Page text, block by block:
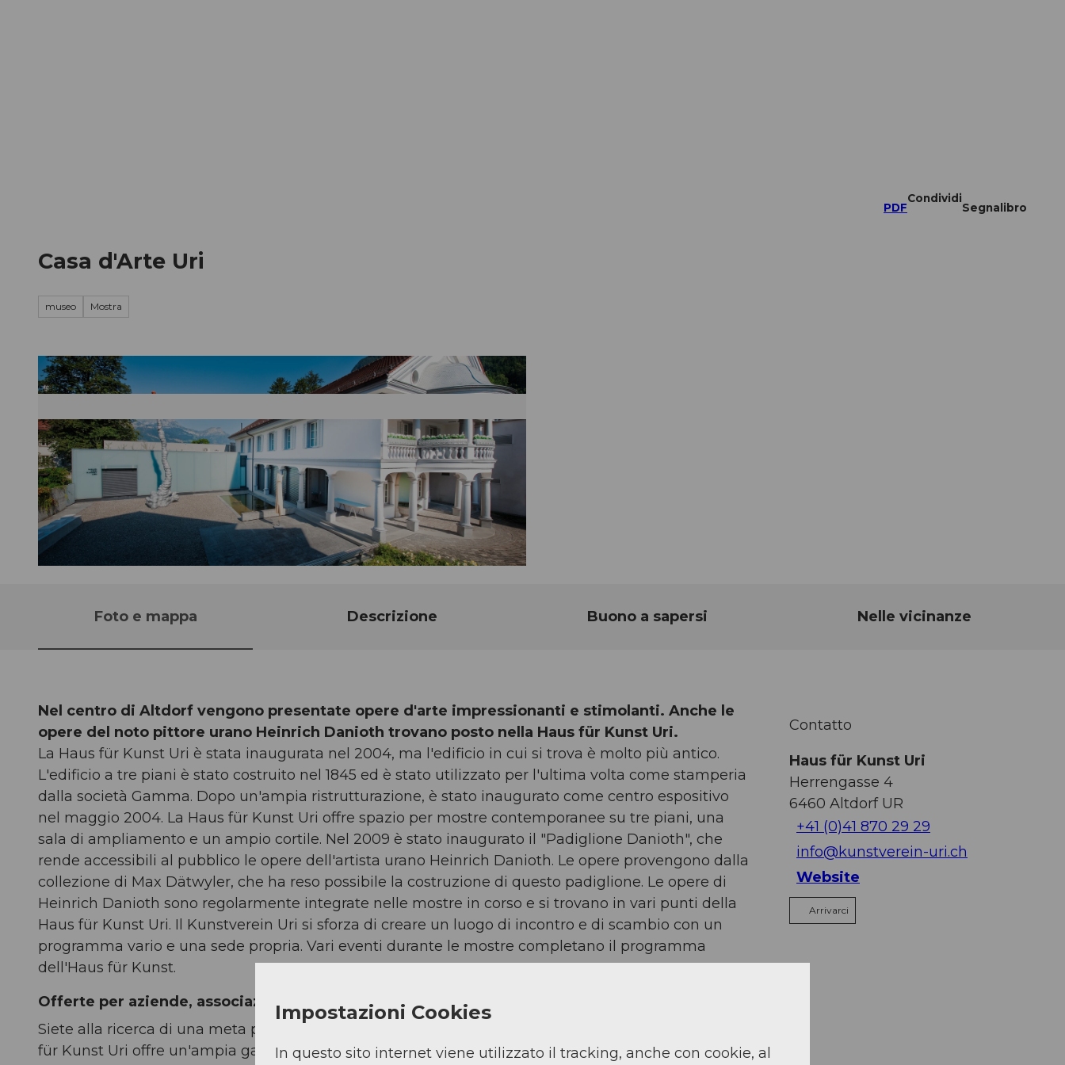
PDF
Condividi
Segnalibro
Casa d'Arte Uri
museo Mostra
Foto e mappa Descrizione Buono a sapersi Nelle vicinanze
Nel centro di Altdorf vengono presentate opere d'arte impressionanti e stimolanti. Anche le
opere del noto pittore urano Heinrich Danioth trovano posto nella Haus für Kunst Uri.
La Haus für Kunst Uri è stata inaugurata nel 2004, ma l'edificio in cui si trova è molto più antico.
L'edificio a tre piani è stato costruito nel 1845 ed è stato utilizzato per l'ultima volta come stamperia
dalla società Gamma. Dopo un'ampia ristrutturazione, è stato inaugurato come centro espositivo
nel maggio 2004. La Haus für Kunst Uri offre spazio per mostre contemporanee su tre piani, una
sala di ampliamento e un ampio cortile. Nel 2009 è stato inaugurato il "Padiglione Danioth", che
rende accessibili al pubblico le opere dell'artista urano Heinrich Danioth. Le opere provengono dalla
collezione di Max Dätwyler, che ha reso possibile la costruzione di questo padiglione. Le opere di
Heinrich Danioth sono regolarmente integrate nelle mostre in corso e si trovano in vari punti della
Haus für Kunst Uri. Il Kunstverein Uri si sforza di creare un luogo di incontro e di scambio con un
programma vario e una sede propria. Vari eventi durante le mostre completano il programma
dell'Haus für Kunst.
Offerte per aziende, associazioni e gruppi
Siete alla ricerca di una meta per le escursioni della vostra azienda, associazione o gruppo? La Haus
für Kunst Uri offre un'ampia gamma di opzioni. Potete esplorare la mostra con una visita guidata
Contatto
Haus für Kunst Uri
Herrengasse 4
6460 Altdorf UR
+41 (0)41 870 29 29
info@kunstverein-uri.ch
Website
Arrivarci
Impostazioni Cookies
In questo sito internet viene utilizzato il tracking, anche con cookie, al